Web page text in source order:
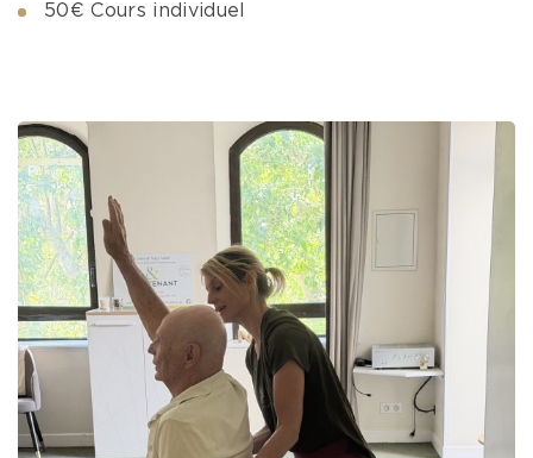
50€ Cours individuel